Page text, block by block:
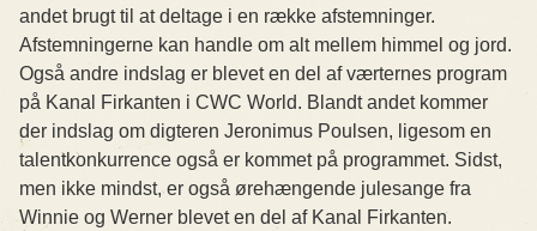
andet brugt til at deltage i en række afstemninger.
Afstemningerne kan handle om alt mellem himmel og jord.
Også andre indslag er blevet en del af værternes program
på Kanal Firkanten i CWC World. Blandt andet kommer
der indslag om digteren Jeronimus Poulsen, ligesom en
talentkonkurrence også er kommet på programmet. Sidst,
men ikke mindst, er også ørehængende julesange fra
Winnie og Werner blevet en del af Kanal Firkanten.